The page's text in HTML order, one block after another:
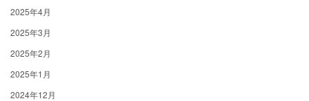
2025年4月
2025年3月
2025年2月
2025年1月
2024年12月